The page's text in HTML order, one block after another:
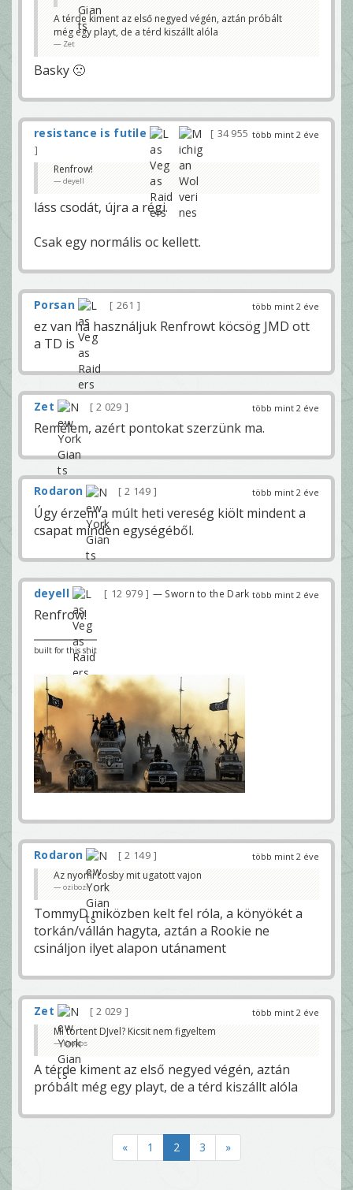
A térde kiment az első negyed végén, aztán próbált
még egy playt, de a térd kiszállt alóla
Zet
Basky 🙁
több mint 2 éve
resistance is futile 34 955
Renfrow!
deyell
láss csodát, újra a régi.
Csak egy normális oc kellett.
több mint 2 éve
Porsan 261
ez van ha használjuk Renfrowt köcsög JMD ott
a TD is
több mint 2 éve
Zet 2 029
Remélem, azért pontokat szerzünk ma.
több mint 2 éve
Rodaron 2 149
Úgy érzem a múlt heti vereség kiölt mindent a
csapat minden egységéből.
több mint 2 éve
deyell 12 979 — Sworn to the Dark
Renfrow!
built for this shit
több mint 2 éve
Rodaron
2 149
Az nyomi cosby mit ugatott vajon
ozibozi
TommyD miközben kelt fel róla, a könyökét a
torkán/vállán hagyta, aztán a Rookie ne
csináljon ilyet alapon utánament
több mint 2 éve
Zet
2 029
Mi tortent DJvel? Kicsit nem figyeltem
Kronos
A térde kiment az első negyed végén, aztán
próbált még egy playt, de a térd kiszállt alóla
« 1 2 3 »